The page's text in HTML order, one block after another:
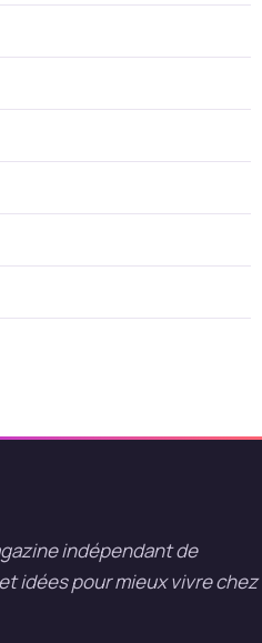
indépendant de
idées pour mieux vivre chez